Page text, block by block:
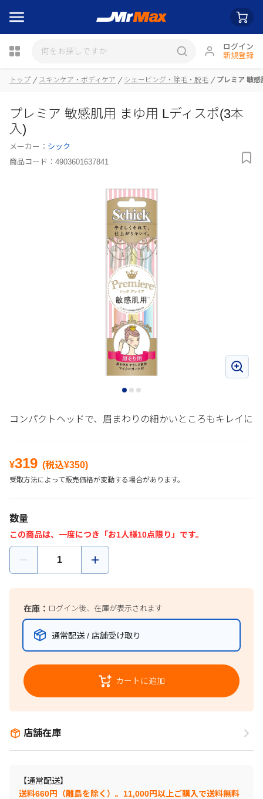
ログイン
新規登録
瓶詰
トップ スキンケア・ボディケア シェービング・除毛・脱毛 プレミア 敏
プレミア 敏感肌用 まゆ用 Lディスポ(3本
入)
メーカー： シック
商品コード： 4903601637841
コンパクトヘッドで、眉まわりの細かいところもキレイに
¥319 (税込¥350)
受取方法によって販売価格が変動する場合があります。
数量
この商品は、一度につき「お1人様10点限り」です。
在庫： ログイン後、在庫が表示されます
通常配送 / 店舗受け取り
カートに追加
店舗在庫
【通常配送】
送料660円（離島を除く）。11,000円以上ご購入で送料無料